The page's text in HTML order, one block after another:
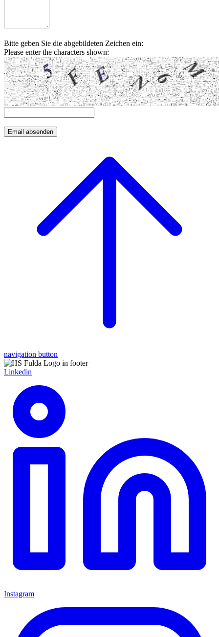
Bitte geben Sie die abgebildeten Zeichen ein:
Please enter the characters shown:
navigation button
Linkedin
Instagram